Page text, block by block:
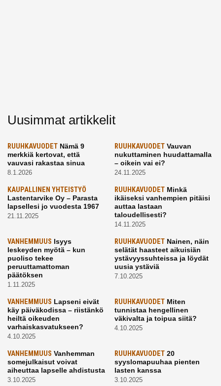
Uusimmat artikkelit
RUUHKAVUODET Nämä 9
merkkiä kertovat, että
vauvasi rakastaa sinua
8.1.2026
RUUHKAVUODETVauvan
nukuttaminen huudattamalla
– oikein vai ei?
24.11.2025
KAUPALLINEN YHTEISTYÖ
Lastentarvike Oy – Parasta
lapsellesi jo vuodesta 1967
21.11.2025
RUUHKAVUODETMinkä
ikäiseksi vanhempien pitäisi
auttaa lastaan
taloudellisesti?
14.11.2025
VANHEMMUUS Isyys
leskeyden myötä – kun
puoliso tekee
peruuttamattoman
päätöksen
1.11.2025
RUUHKAVUODETNainen, näin
selätät haasteet aikuisiän
ystävyyssuhteissa ja löydät
uusia ystäviä
7.10.2025
VANHEMMUUS Lapseni eivät
käy päiväkodissa – riistänkö
heiltä oikeuden
varhaiskasvatukseen?
4.10.2025
RUUHKAVUODETMiten
tunnistaa hengellinen
väkivalta ja toipua siitä?
4.10.2025
VANHEMMUUS Vanhemman
somejulkaisut voivat
aiheuttaa lapselle ahdistusta
3.10.2025
RUUHKAVUODET20
syyslomapuuhaa pienten
lasten kanssa
3.10.2025